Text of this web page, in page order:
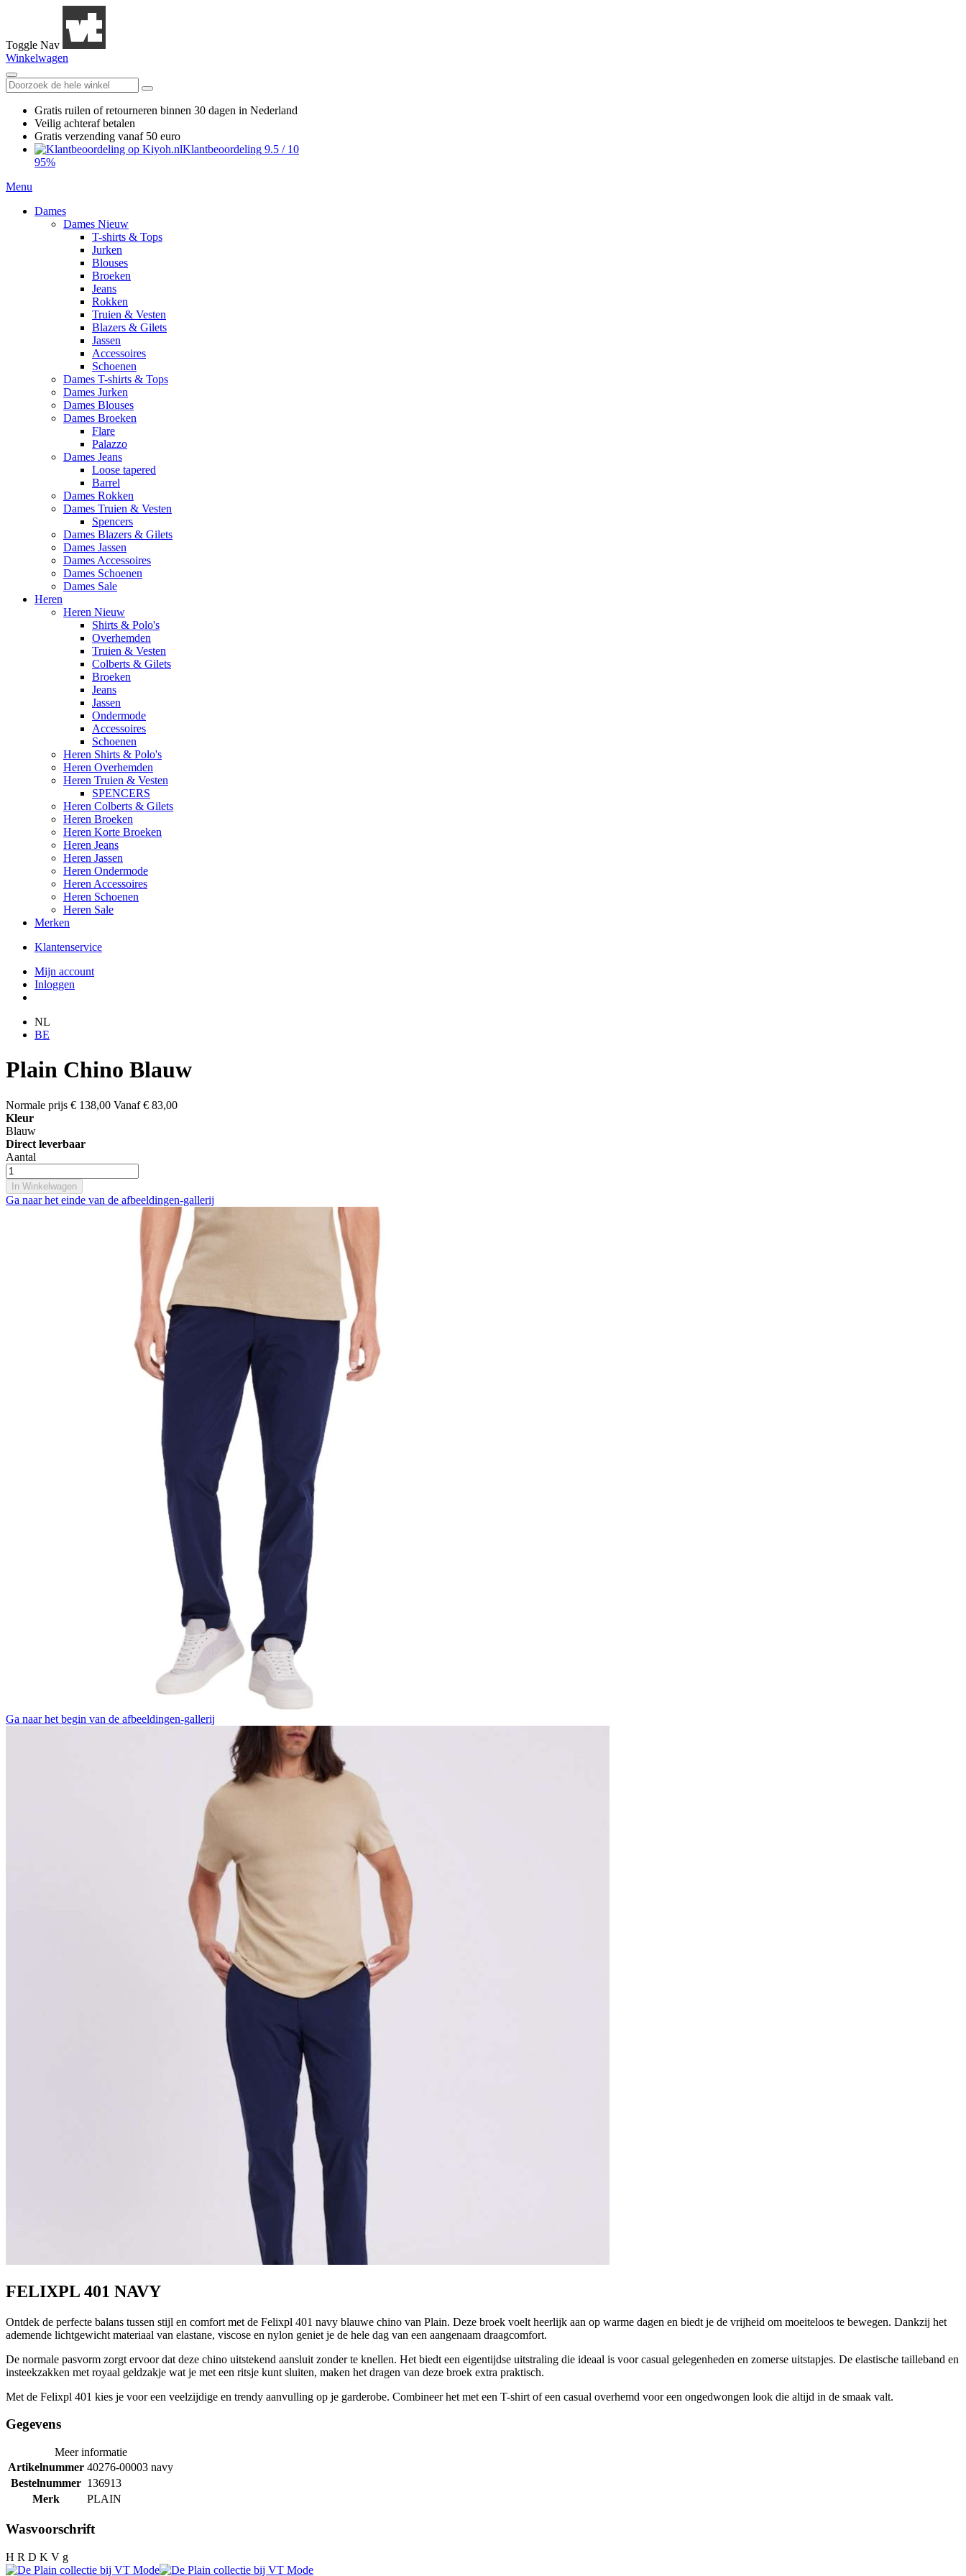
Toggle Nav
Winkelwagen
Gratis ruilen of retourneren binnen 30 dagen in Nederland
Veilig achteraf betalen
Gratis verzending vanaf 50 euro
Klantbeoordeling 9.5 / 10
95%
Menu
Dames
Dames Nieuw
T-shirts & Tops
Jurken
Blouses
Broeken
Jeans
Rokken
Truien & Vesten
Blazers & Gilets
Jassen
Accessoires
Schoenen
Dames T-shirts & Tops
Dames Jurken
Dames Blouses
Dames Broeken
Flare
Palazzo
Dames Jeans
Loose tapered
Barrel
Dames Rokken
Dames Truien & Vesten
Spencers
Dames Blazers & Gilets
Dames Jassen
Dames Accessoires
Dames Schoenen
Dames Sale
Heren
Heren Nieuw
Shirts & Polo's
Overhemden
Truien & Vesten
Colberts & Gilets
Broeken
Jeans
Jassen
Ondermode
Accessoires
Schoenen
Heren Shirts & Polo's
Heren Overhemden
Heren Truien & Vesten
SPENCERS
Heren Colberts & Gilets
Heren Broeken
Heren Korte Broeken
Heren Jeans
Heren Jassen
Heren Ondermode
Heren Accessoires
Heren Schoenen
Heren Sale
Merken
Klantenservice
Mijn account
Inloggen
NL
BE
Plain Chino Blauw
Normale prijs € 138,00 Vanaf € 83,00
Kleur
Blauw
Direct leverbaar
Aantal
In Winkelwagen
Ga naar het einde van de afbeeldingen-gallerij
Ga naar het begin van de afbeeldingen-gallerij
FELIXPL 401 NAVY
Ontdek de perfecte balans tussen stijl en comfort met de Felixpl 401 navy blauwe chino van Plain. Deze broek voelt heerlijk aan op warme dagen en biedt je de vrijheid om moeiteloos te bewegen. Dankzij het
ademende lichtgewicht materiaal van elastane, viscose en nylon geniet je de hele dag van een aangenaam draagcomfort.
De normale pasvorm zorgt ervoor dat deze chino uitstekend aansluit zonder te knellen. Het biedt een eigentijdse uitstraling die ideaal is voor casual gelegenheden en zomerse uitstapjes. De elastische tailleband en
insteekzakken met royaal geldzakje wat je met een ritsje kunt sluiten, maken het dragen van deze broek extra praktisch.
Met de Felixpl 401 kies je voor een veelzijdige en trendy aanvulling op je garderobe. Combineer het met een T-shirt of een casual overhemd voor een ongedwongen look die altijd in de smaak valt.
Gegevens
Meer informatie
Artikelnummer 40276-00003 navy
Bestelnummer 136913
Merk
PLAIN
Wasvoorschrift
H R D K V g